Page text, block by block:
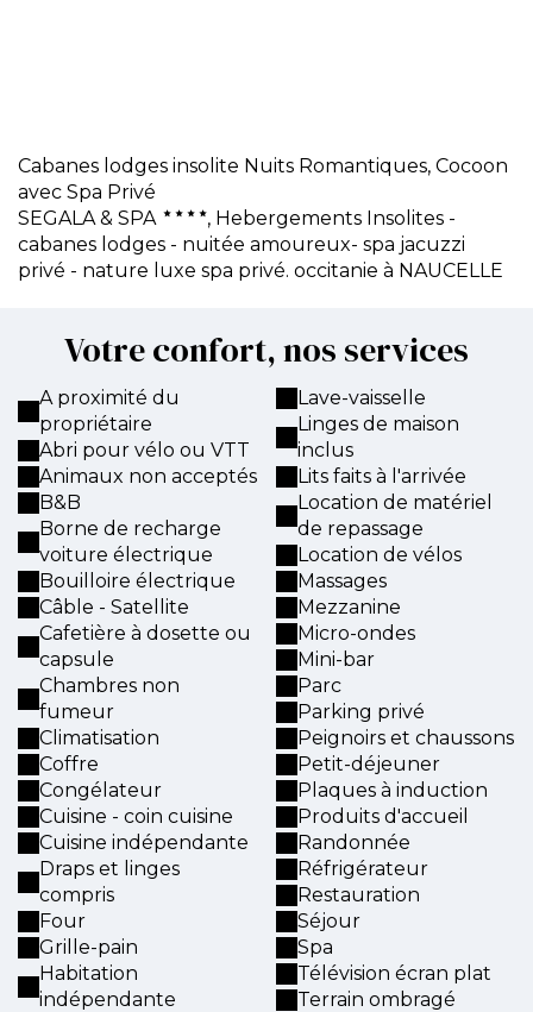
Cabanes lodges insolite Nuits Romantiques, Cocoon
avec Spa Privé
SEGALA & SPA
, Hebergements Insolites -
cabanes lodges - nuitée amoureux- spa jacuzzi
privé - nature luxe spa privé. occitanie à NAUCELLE
Votre confort, nos services
A proximité du
propriétaire
Abri pour vélo ou VTT
Animaux non acceptés
B&B
Borne de recharge
voiture électrique
Bouilloire électrique
Câble - Satellite
Cafetière à dosette ou
capsule
Chambres non
fumeur
Climatisation
Coffre
Congélateur
Cuisine - coin cuisine
Cuisine indépendante
Draps et linges
compris
Four
Grille-pain
Habitation
indépendante
Lave-vaisselle
Linges de maison
inclus
Lits faits à l'arrivée
Location de matériel
de repassage
Location de vélos
Massages
Mezzanine
Micro-ondes
Mini-bar
Parc
Parking privé
Peignoirs et chaussons
Petit-déjeuner
Plaques à induction
Produits d'accueil
Randonnée
Réfrigérateur
Restauration
Séjour
Spa
Télévision écran plat
Terrain ombragé